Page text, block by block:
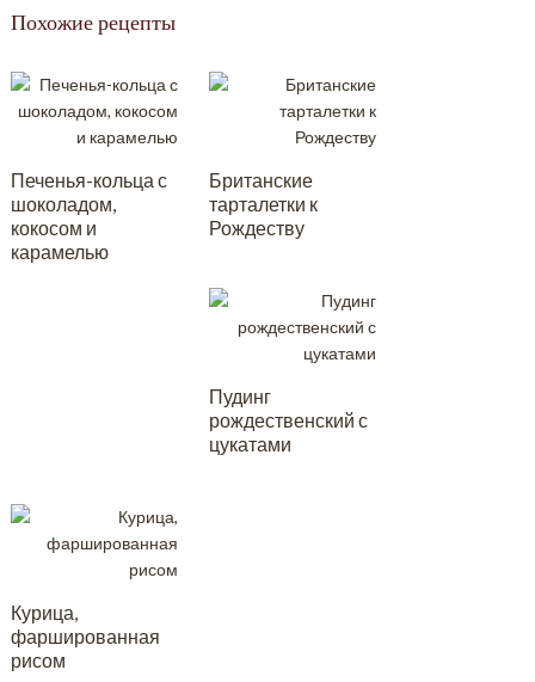
Похожие рецепты
Печенья-кольца с
шоколадом,
кокосом и
карамелью
Британские
тарталетки к
Рождеству
Пудинг
рождественский с
цукатами
Курица,
фаршированная
рисом